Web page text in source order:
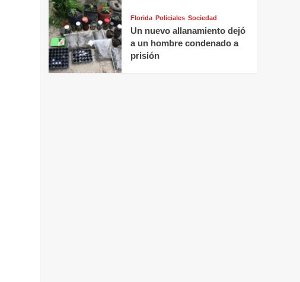
Florida Policiales Sociedad
Un nuevo allanamiento dejó
a un hombre condenado a
prisión